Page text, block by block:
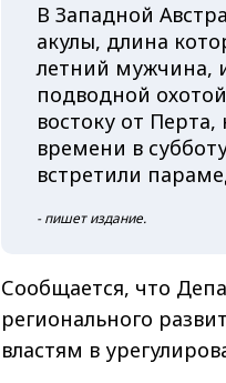
В Западной
акулы, длина
летний мужчина,
подводной
востоку от
времени в
встретили
- пишет издание.
Сообщается, что
регионального
властям в